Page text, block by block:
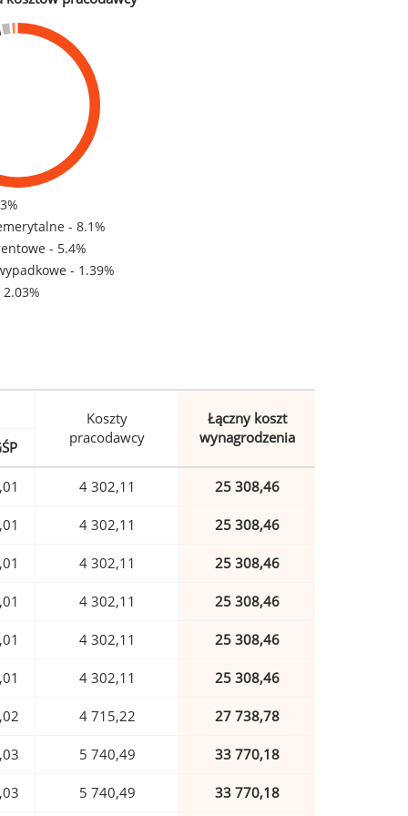
- 8.1%
- 5.4%
- 1.39%
Koszty
pracodawcy
Łączny koszt
wynagrodzenia
4 302,11 25 308,46
4 302,11 25 308,46
4 302,11 25 308,46
4 302,11 25 308,46
4 302,11 25 308,46
4 302,11 25 308,46
4 715,22 27 738,78
5 740,49 33 770,18
5 740,49 33 770,18